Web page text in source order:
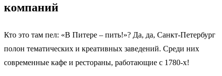
компаний
Кто это там пел: «В Питере ‒ пить!»? Да, да, Санкт-Петербург
полон тематических и креативных заведений. Среди них
современные кафе и рестораны, работающие с 1780-х!